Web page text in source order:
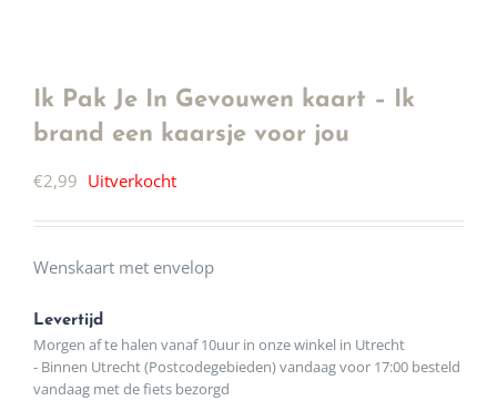
Ik Pak Je In Gevouwen kaart – Ik
brand een kaarsje voor jou
€2,99 Uitverkocht
Wenskaart met envelop
Levertijd
Morgen af te halen vanaf 10uur in onze winkel in Utrecht
- Binnen Utrecht (Postcodegebieden) vandaag voor 17:00 besteld
vandaag met de fiets bezorgd